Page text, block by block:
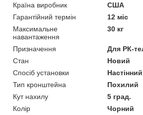
Країна виробник
США
Гарантійний термін
12 міс
Максимальне
навантаження
30 кг
Призначення
Для РК-
Стан
Новий
Спосіб установки
Настінний
Тип кронштейна
Похилий
Кут нахилу
5 град.
Колір
Чорний